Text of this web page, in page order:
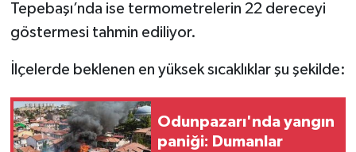
Tepebaşı’nda ise termometrelerin 22 dereceyi
göstermesi tahmin ediliyor.
İlçelerde beklenen en yüksek sıcaklıklar şu şekilde:
Odunpazarı'nda yangın
paniği: Dumanlar